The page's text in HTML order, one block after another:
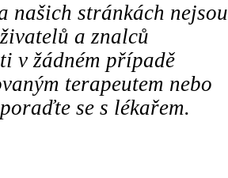
našich stránkách nejsou
a znalců
v žádném případě
terapeutem nebo
se s lékařem.